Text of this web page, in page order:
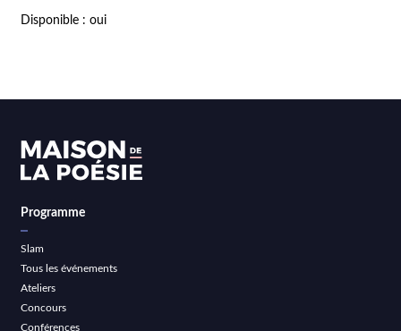
Disponible : oui
Programme
Slam
Tous les événements
Ateliers
Concours
Conférences